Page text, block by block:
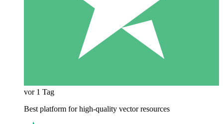
vor 1 Tag
Best platform for high-quality vector resources